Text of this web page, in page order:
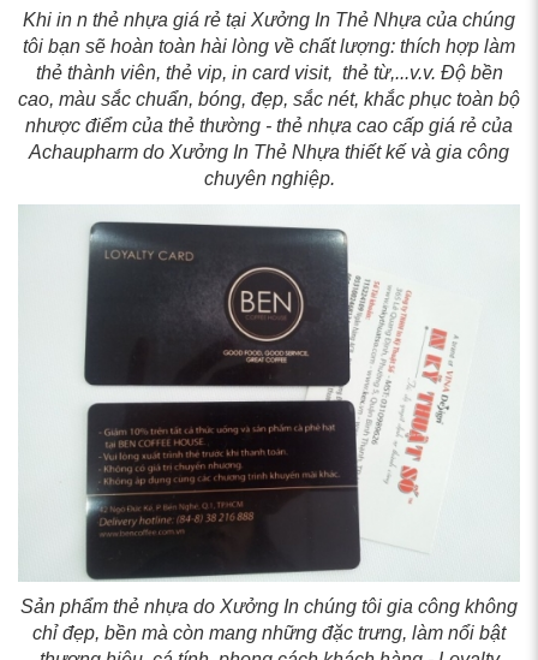
Khi in n thẻ nhựa giá rẻ tại Xưởng In Thẻ Nhựa của chúng
tôi bạn sẽ hoàn toàn hài lòng về chất lượng: thích hợp làm
thẻ thành viên, thẻ vip, in card visit, thẻ từ,...v.v. Độ bền
cao, màu sắc chuẩn, bóng, đẹp, sắc nét, khắc phục toàn bộ
nhược điểm của thẻ thường - thẻ nhựa cao cấp giá rẻ của
Achaupharm do Xưởng In Thẻ Nhựa thiết kế và gia công
chuyên nghiệp.
Sản phẩm thẻ nhựa do Xưởng In chúng tôi gia công không
chỉ đẹp, bền mà còn mang những đặc trưng, làm nổi bật